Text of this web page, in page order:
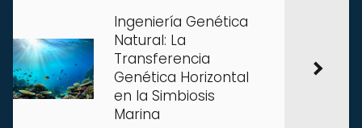
Ingeniería Genética
Natural: La
Transferencia
Genética Horizontal
en la Simbiosis
Marina